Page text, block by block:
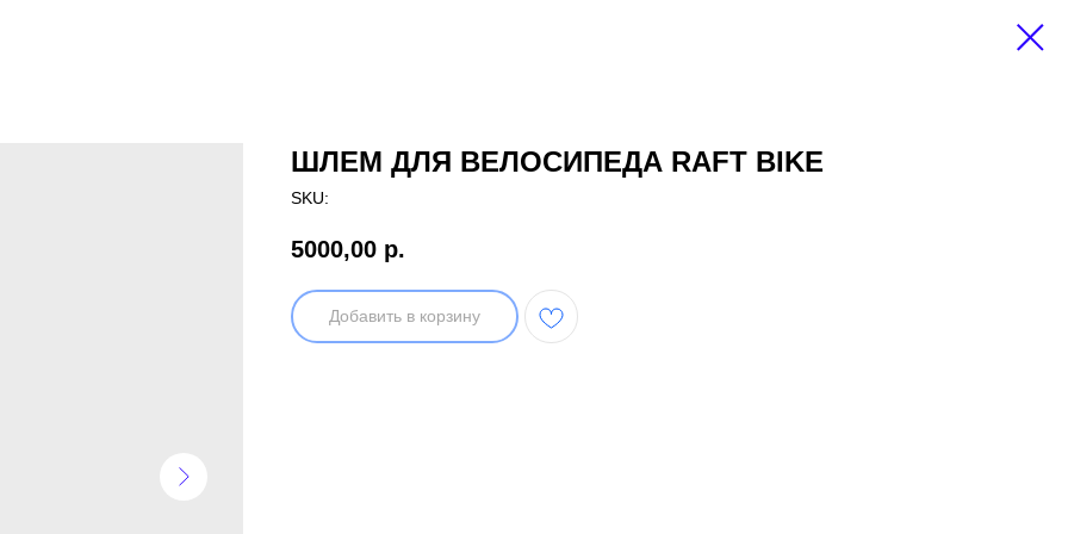
ШЛЕМ ДЛЯ ВЕЛОСИПЕДА RAFT BIKE
SKU:
5000,00 р.
Добавить в корзину